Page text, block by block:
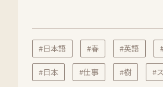
#日本語 #春 #英語
#日本 #仕事 #樹 #